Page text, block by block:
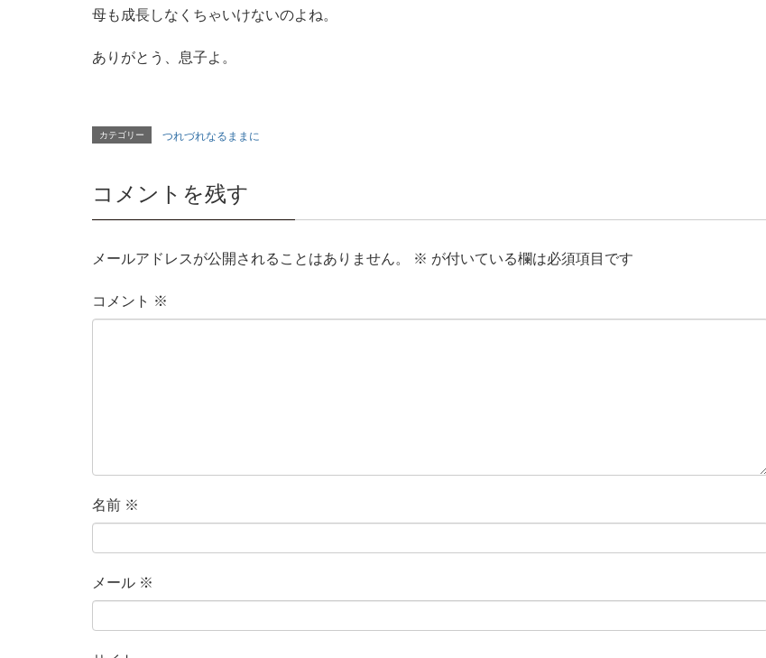
母も成長しなくちゃいけないのよね。
ありがとう、息子よ。
カテゴリー つれづれなるままに
コメントを残す
メールアドレスが公開されることはありません。 ※ が付いている欄は必須項目です
コメント ※
名前 ※
メール ※